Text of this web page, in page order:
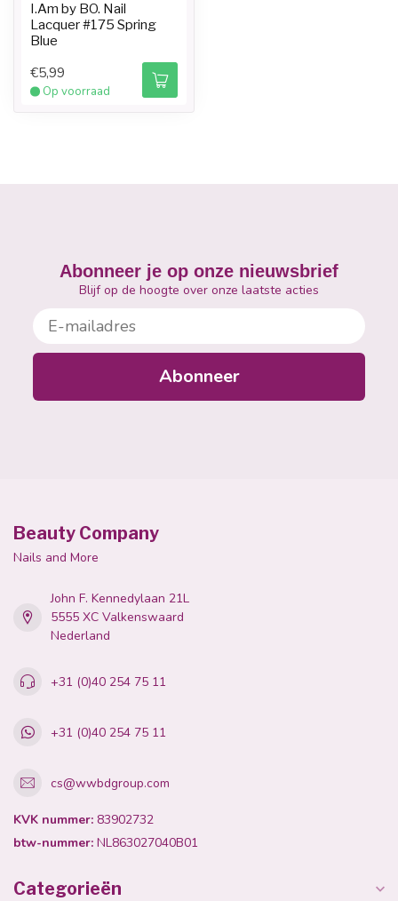
I.Am by BO. Nail
Lacquer #175 Spring
Blue
€5,99
Op voorraad
Abonneer je op onze nieuwsbrief
Blijf op de hoogte over onze laatste acties
E-mailadres
Abonneer
Beauty Company
Nails and More
John F. Kennedylaan 21L
5555 XC Valkenswaard
Nederland
+31 (0)40 254 75 11
+31 (0)40 254 75 11
cs@wwbdgroup.com
KVK nummer: 83902732
btw-nummer: NL863027040B01
Categorieën